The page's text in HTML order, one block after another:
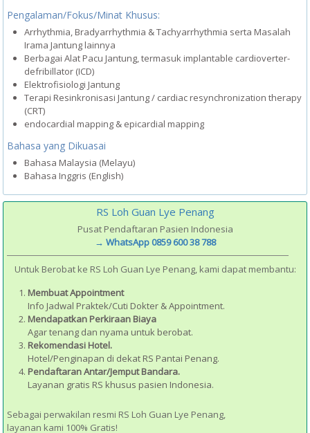
Pengalaman/Fokus/Minat Khusus:
Arrhythmia, Bradyarrhythmia & Tachyarrhythmia serta Masalah
Irama Jantung lainnya
Berbagai Alat Pacu Jantung, termasuk implantable cardioverter-
defribillator (ICD)
Elektrofisiologi Jantung
Terapi Resinkronisasi Jantung / cardiac resynchronization therapy
(CRT)
endocardial mapping & epicardial mapping
Bahasa yang Dikuasai
Bahasa Malaysia (Melayu)
Bahasa Inggris (English)
RS Loh Guan Lye Penang
Pusat Pendaftaran Pasien Indonesia
→ WhatsApp 0859 600 38 788
Untuk Berobat ke RS Loh Guan Lye Penang, kami dapat membantu:
Membuat Appointment
Info Jadwal Praktek/Cuti Dokter & Appointment.
Mendapatkan Perkiraan Biaya
Agar tenang dan nyama untuk berobat.
Rekomendasi Hotel.
Hotel/Penginapan di dekat RS Pantai Penang.
Pendaftaran Antar/Jemput Bandara.
Layanan gratis RS khusus pasien Indonesia.
Sebagai perwakilan resmi RS Loh Guan Lye Penang,
layanan kami 100% Gratis!